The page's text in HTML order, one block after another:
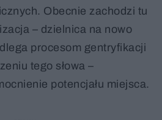
Obecnie zachodzi tu
– dzielnica na nowo
procesom gentryfikacji
tego słowa –
potencjału miejsca.